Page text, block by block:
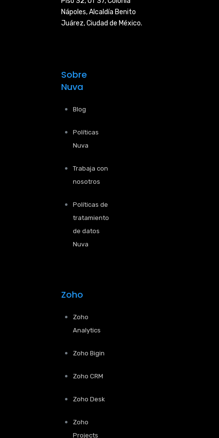
Nápoles,Alcaldía Benito
Juárez, Ciudad de México.
Sobre
Nuva
Blog
Políticas
Nuva
Trabaja con
nosotros
Políticas de
tratamiento
de datos
Nuva
Zoho
Zoho
Analytics
Zoho Bigin
Zoho CRM
Zoho Desk
Zoho
Projects